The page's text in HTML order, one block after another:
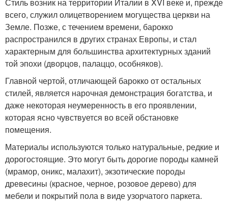
всего, служил олицетворением могущества церкви на
Земле. Позже, с течением времени, барокко
распространился в других странах Европы, и стал
характерным для большинства архитектурных зданий
той эпохи (дворцов, палаццо, особняков).
Главной чертой, отличающей барокко от остальных
стилей, является нарочная демонстрация богатства, и
даже некоторая неумеренность в его проявлении,
которая ясно чувствуется во всей обстановке
помещения.
Материалы используются только натуральные, редкие и
дорогостоящие. Это могут быть дорогие породы камней
(мрамор, оникс, малахит), экзотические породы
древесины (красное, черное, розовое дерево) для
мебели и покрытий пола в виде узорчатого паркета.